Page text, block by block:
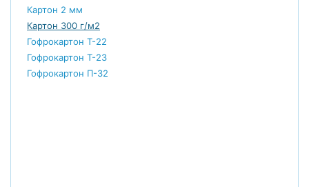
Картон 2 мм
Картон 300 г/м2
Гофрокартон Т-22
Гофрокартон Т-23
Гофрокартон П-32